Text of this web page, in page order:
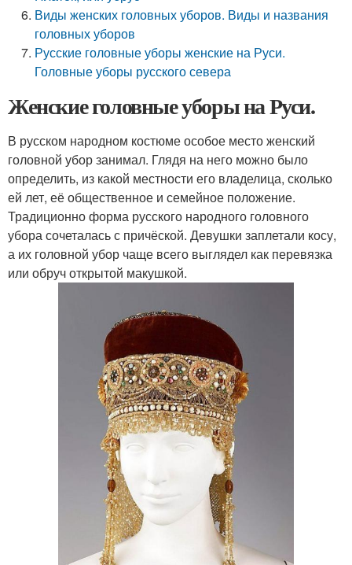
Виды женских головных уборов. Виды и названия
головных уборов
Русские головные уборы женские на Руси.
Головные уборы русского севера
Женские головные уборы на Руси.
В русском народном костюме особое место женский
головной убор занимал. Глядя на него можно было
определить, из какой местности его владелица, сколько
ей лет, её общественное и семейное положение.
Традиционно форма русского народного головного
убора сочеталась с причёской. Девушки заплетали косу,
а их головной убор чаще всего выглядел как перевязка
или обруч открытой макушкой.